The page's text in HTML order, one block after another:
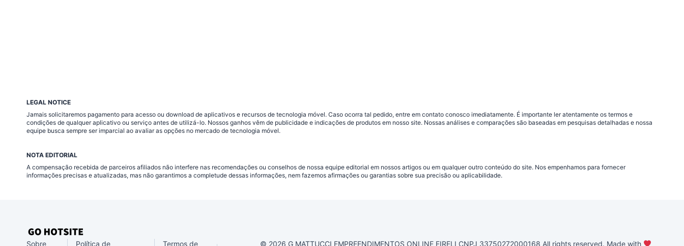
LEGAL NOTICE
Jamais solicitaremos pagamento para acesso ou download de aplicativos e recursos de tecnologia móvel. Caso ocorra tal pedido, entre em contato conosco imediatamente. É importante ler atentamente os termos e
condições de qualquer aplicativo ou serviço antes de utilizá-lo. Nossos ganhos vêm de publicidade e indicações de produtos em nosso site. Nossas análises e comparações são baseadas em pesquisas detalhadas e nossa
equipe busca sempre ser imparcial ao avaliar as opções no mercado de tecnologia móvel.
NOTA EDITORIAL
A compensação recebida de parceiros afiliados não interfere nas recomendações ou conselhos de nossa equipe editorial em nossos artigos ou em qualquer outro conteúdo do site. Nos empenhamos para fornecer
informações precisas e atualizadas, mas não garantimos a completude dessas informações, nem fazemos afirmações ou garantias sobre sua precisão ou aplicabilidade.
Sobre Política de Termos de © 2026 G MATTUCCI EMPREENDIMENTOS ONLINE EIRELI CNPJ 33750272000168 All rights reserved. Made with